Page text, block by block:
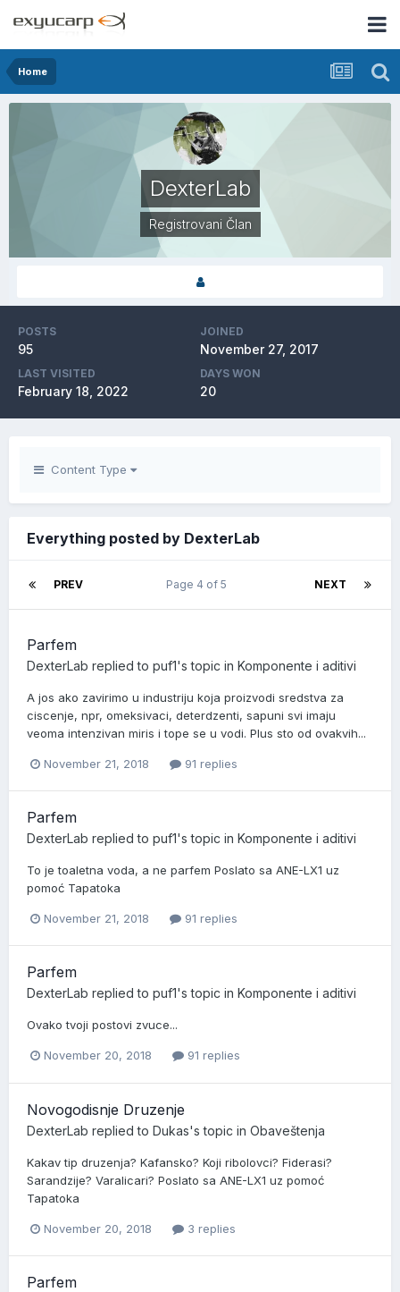
Home
DexterLab
Registrovani Član
POSTS
95
JOINED
November 27, 2017
LAST VISITED
February 18, 2022
DAYS WON
20
Content Type
Everything posted by DexterLab
PREV NEXT
Page 4 of 5
Parfem
DexterLab replied to puf1's topic in Komponente i aditivi
A jos ako zavirimo u industriju koja proizvodi sredstva za
ciscenje, npr, omeksivaci, deterdzenti, sapuni svi imaju
veoma intenzivan miris i tope se u vodi. Plus sto od ovakvih...
November 21, 2018 91 replies
Parfem
DexterLab replied to puf1's topic in Komponente i aditivi
To je toaletna voda, a ne parfem Poslato sa ANE-LX1 uz
pomoć Tapatoka
November 21, 2018 91 replies
Parfem
DexterLab replied to puf1's topic in Komponente i aditivi
Ovako tvoji postovi zvuce...
November 20, 2018 91 replies
Novogodisnje Druzenje
DexterLab replied to Dukas's topic in Obaveštenja
Kakav tip druzenja? Kafansko? Koji ribolovci? Fiderasi?
Sarandzije? Varalicari? Poslato sa ANE-LX1 uz pomoć
Tapatoka
November 20, 2018 3 replies
Parfem